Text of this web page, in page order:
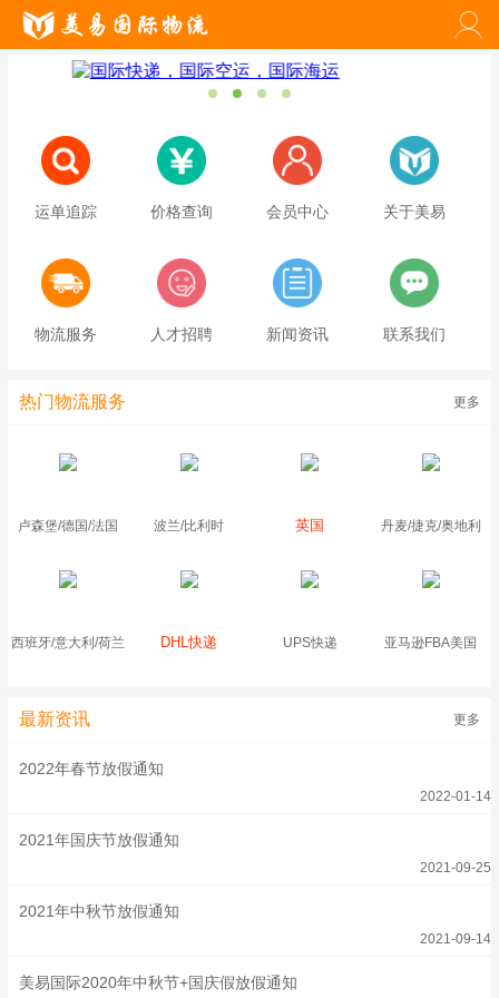
运单追踪 价格查询 会员中心 关于美易
物流服务 人才招聘 新闻资讯 联系我们
热门物流服务 更多
卢森堡/德国/法国 波兰/比利时 英国 丹麦/捷克/奥地利
西班牙/意大利/荷兰 DHL快递 UPS快递 亚马逊FBA美国
最新资讯 更多
2022年春节放假通知
2022-01-14
2021年国庆节放假通知
2021-09-25
2021年中秋节放假通知
2021-09-14
美易国际2020年中秋节+国庆假放假通知